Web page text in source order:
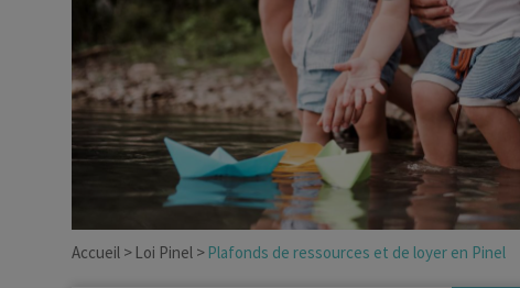
Accueil Loi Pinel Plafonds de ressources et de loyer en Pinel